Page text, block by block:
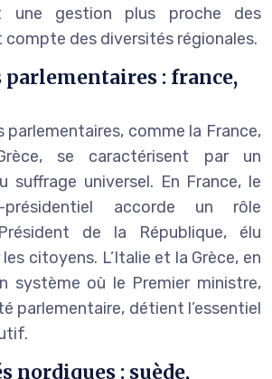
une gestion plus proche des
des diversités régionales.
parlementaires : france,
parlementaires, comme la France,
se caractérisent par un
suffrage universel. En France, le
présidentiel accorde un rôle
de la République, élu
citoyens. L’Italie et la Grèce, en
système où le Premier ministre,
parlementaire, détient l’essentiel
nordiques : suède,